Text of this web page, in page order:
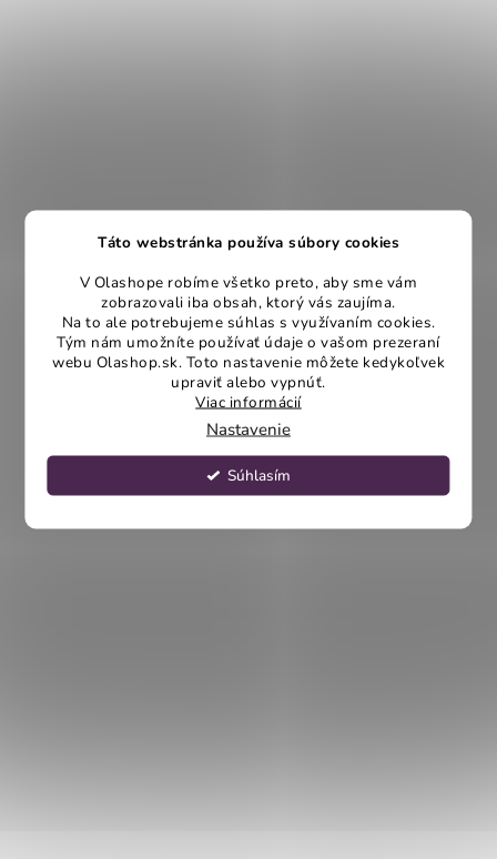
Táto webstránka používa súbory cookies
V Olashope robíme všetko preto, aby sme vám
zobrazovali iba obsah, ktorý vás zaujíma.
Na to ale potrebujeme súhlas s využívaním cookies.
Tým nám umožníte používať údaje o vašom prezeraní
webu Olashop.sk. Toto nastavenie môžete kedykoľvek
upraviť alebo vypnúť.
Viac informácií
Nastavenie
Súhlasím